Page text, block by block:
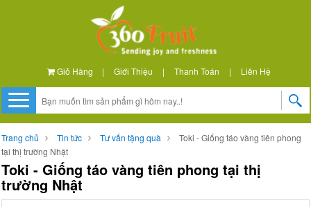
Giỏ Hàng | Giới Thiệu | Thanh Toán | Liên Hệ
Trang chủ Tin tức Tư vấn tặng quà
Toki - Giống táo vàng tiên phong
tại thị trường Nhật
Toki - Giống táo vàng tiên phong tại thị
trường Nhật